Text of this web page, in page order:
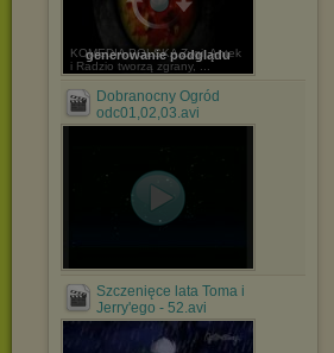
generowanie podglądu
KOMEDIA POLSKA Zygi, Antek
i Radzio tworzą zgrany, ...
Dobranocny Ogród
odc01,02,03.avi
Szczenięce lata Toma i
Jerry'ego - 52.avi